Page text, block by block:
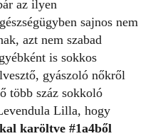
az ilyen
sajnos nem
azt nem szabad
is sokkos
gyászoló nőkről
több száz sokkoló
Lilla, hogy
karöltve #1a4ből